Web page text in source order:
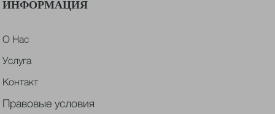
ИНФОРМАЦИЯ
О Нас
Услуга
Контакт
Правовые условия